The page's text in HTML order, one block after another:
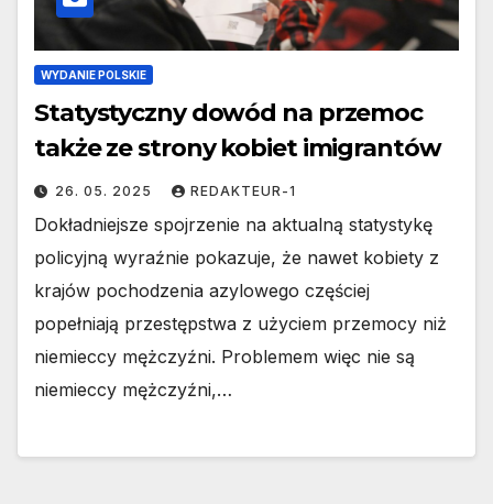
WYDANIE POLSKIE
Statystyczny dowód na przemoc
także ze strony kobiet imigrantów
26. 05. 2025 REDAKTEUR-1
Dokładniejsze spojrzenie na aktualną statystykę
policyjną wyraźnie pokazuje, że nawet kobiety z
krajów pochodzenia azylowego częściej
popełniają przestępstwa z użyciem przemocy niż
niemieccy mężczyźni. Problemem więc nie są
niemieccy mężczyźni,…